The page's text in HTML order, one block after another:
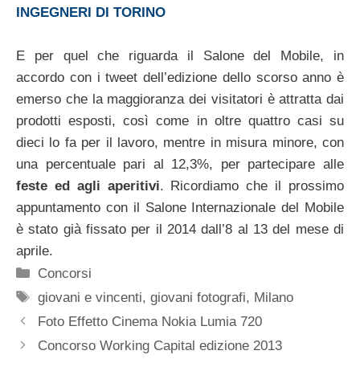
INGEGNERI DI TORINO
E per quel che riguarda il Salone del Mobile, in
accordo con i tweet dell’edizione dello scorso anno è
emerso che la maggioranza dei visitatori è attratta dai
prodotti esposti, così come in oltre quattro casi su
dieci lo fa per il lavoro, mentre in misura minore, con
una percentuale pari al 12,3%, per partecipare alle
feste ed agli aperitivi. Ricordiamo che il prossimo
appuntamento con il Salone Internazionale del Mobile
è stato già fissato per il 2014 dall’8 al 13 del mese di
aprile.
Categorie
Concorsi
Tag
giovani e vincenti,giovani fotografi, Milano
Foto Effetto Cinema Nokia Lumia 720
Concorso Working Capital edizione 2013